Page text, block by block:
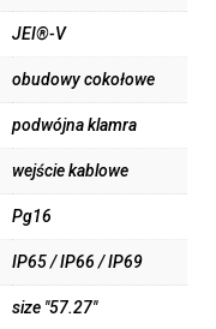
JEI®-V
obudowy cokołowe
podwójna klamra
wejście kablowe
Pg16
IP65 / IP66 / IP69
size "57.27"